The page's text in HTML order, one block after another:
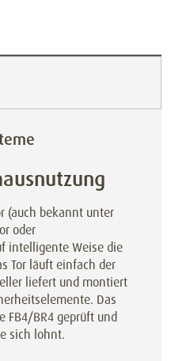
(auch bekannt unter
oder
intelligente Weise die
Tor läuft einfach der
liefert und montiert
Das
FB4/BR4 geprüft und
sich lohnt.